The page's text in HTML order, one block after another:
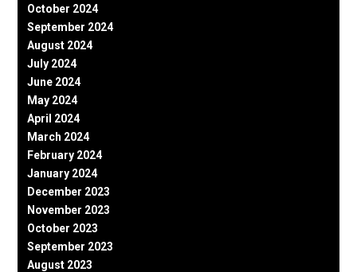
October 2024
September 2024
August 2024
July 2024
June 2024
May 2024
April 2024
March 2024
February 2024
January 2024
December 2023
November 2023
October 2023
September 2023
August 2023